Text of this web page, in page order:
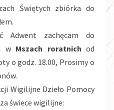
Świętych zbiórka do
Adwent zachęcam do
w Mszach roratnichod
o godz. 18.00, Prosimy o
Wigilijne Dzieło Pomocy
świece wigilijne: